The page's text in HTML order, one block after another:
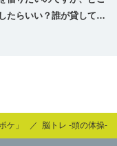
たらいい？誰が貸してく
ケ」 脳トレ -頭の体操-